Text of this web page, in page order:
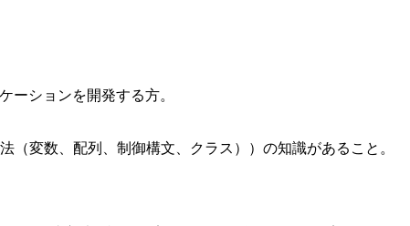
ーションを開発する方。
（変数、配列、制御構文、クラス））の知識があること。